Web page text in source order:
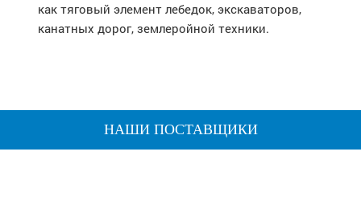
как тяговый элемент лебедок, экскаваторов,
канатных дорог, землеройной техники.
НАШИ ПОСТАВЩИКИ